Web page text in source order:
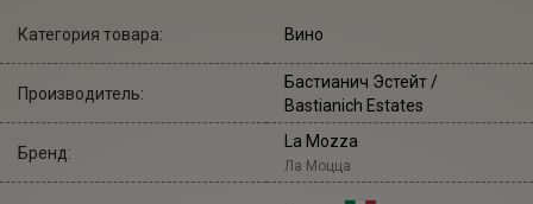
Категория товара: Вино
Производитель:
Бастианич Эстейт /
Bastianich Estates
Бренд:
La Mozza
Ла Моцца